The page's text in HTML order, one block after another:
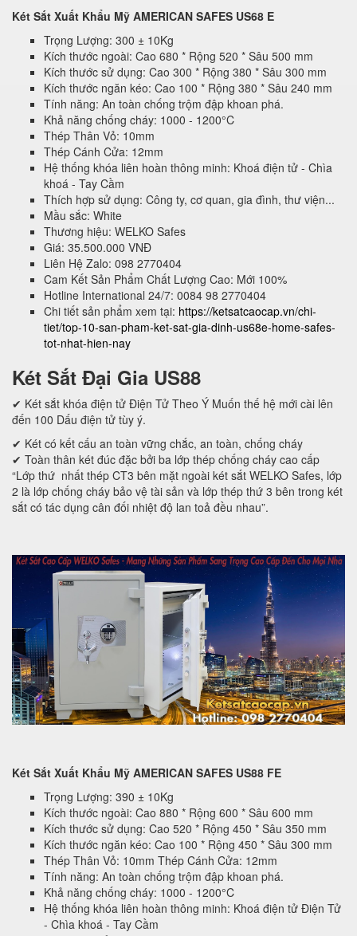
Két Sắt Xuất Khẩu Mỹ AMERICAN SAFES US68 E
Trọng Lượng: 300 ± 10Kg
Kích thước ngoài: Cao 680 * Rộng 520 * Sâu 500 mm
Kích thước sử dụng: Cao 300 * Rộng 380 * Sâu 300 mm
Kích thước ngăn kéo: Cao 100 * Rộng 380 * Sâu 240 mm
Tính năng: An toàn chống trộm đập khoan phá.
Khả năng chống cháy: 1000 - 1200°C
Thép Thân Vỏ: 10mm
Thép Cánh Cửa: 12mm
Hệ thống khóa liên hoàn thông minh: Khoá điện tử - Chìa
khoá - Tay Cầm
Thích hợp sử dụng: Công ty, cơ quan, gia đình, thư viện...
Mầu sắc: White
Thương hiệu: WELKO Safes
Giá: 35.500.000 VNĐ
Liên Hệ Zalo: 098 2770404
Cam Kết Sản Phẩm Chất Lượng Cao: Mới 100%
Hotline International 24/7: 0084 98 2770404
Chi tiết sản phẩm xem tại: https://ketsatcaocap.vn/chi-
tiet/top-10-san-pham-ket-sat-gia-dinh-us68e-home-safes-
tot-nhat-hien-nay
Két Sắt Đại Gia US88
✔ Két sắt khóa điện tử Điện Tử Theo Ý Muốn thế hệ mới cài lên
đến 100 Dấu điện tử tùy ý.
✔ Két có kết cấu an toàn vững chắc, an toàn, chống cháy
✔ Toàn thân két đúc đặc bởi ba lớp thép chống cháy cao cấp
“Lớp thứ nhất thép CT3 bên mặt ngoài két sắt WELKO Safes, lớp
2 là lớp chống cháy bảo vệ tài sản và lớp thép thứ 3 bên trong két
sắt có tác dụng cân đối nhiệt độ lan toả đều nhau”.
Két Sắt Xuất Khẩu Mỹ AMERICAN SAFES US88 FE
Trọng Lượng: 390 ± 10Kg
Kích thước ngoài: Cao 880 * Rộng 600 * Sâu 600 mm
Kích thước sử dụng: Cao 520 * Rộng 450 * Sâu 350 mm
Kích thước ngăn kéo: Cao 100 * Rộng 450 * Sâu 300 mm
Thép Thân Vỏ: 10mm Thép Cánh Cửa: 12mm
Tính năng: An toàn chống trộm đập khoan phá.
Khả năng chống cháy: 1000 - 1200°C
Hệ thống khóa liên hoàn thông minh: Khoá điện tử Điện Tử
- Chìa khoá - Tay Cầm